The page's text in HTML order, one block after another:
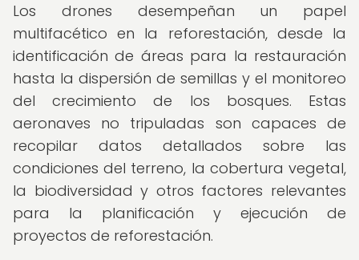
Los drones desempeñan un papel
multifacético en la reforestación, desde la
identificación de áreas para la restauración
hasta la dispersión de semillas y el monitoreo
del crecimiento de los bosques. Estas
aeronaves no tripuladas son capaces de
recopilar datos detallados sobre las
condiciones del terreno, la cobertura vegetal,
la biodiversidad y otros factores relevantes
para la planificación y ejecución de
proyectos de reforestación.